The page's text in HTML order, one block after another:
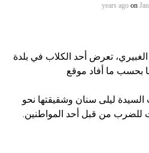
on
تعرض أحد الكلاب في بلدة
بحسب ما أفاد موقع
ليلى سنان وشقيقتها نحو
للضرب من قبل أحد المواطنين.